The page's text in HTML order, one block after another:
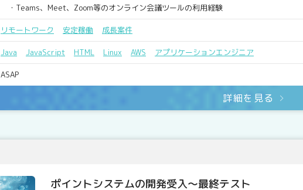
・Teams、Meet、Zoom等のオンライン会議ツールの利用経験
リモートワーク 安定稼働 成長案件
Java JavaScript HTML Linux AWS アプリケーションエンジニア
ASAP
詳細を見る
ポイントシステムの開発受入～最終テスト